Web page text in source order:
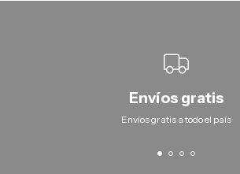
Envíos gratis
Envíos gratis a todo el país